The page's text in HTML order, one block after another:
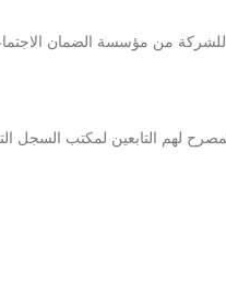
للشركة من مؤسسة الضمان